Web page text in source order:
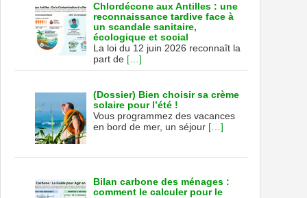
Chlordécone aux Antilles : une
reconnaissance tardive face à
un scandale sanitaire,
écologique et social
La loi du 12 juin 2026 reconnaît la
part de […]
(Dossier) Bien choisir sa crème
solaire pour l’été !
Vous programmez des vacances
en bord de mer, un séjour […]
Bilan carbone des ménages :
comment le calculer pour le